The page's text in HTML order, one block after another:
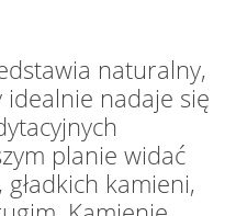
naturalny,
nadaje się
planie widać
kamieni,